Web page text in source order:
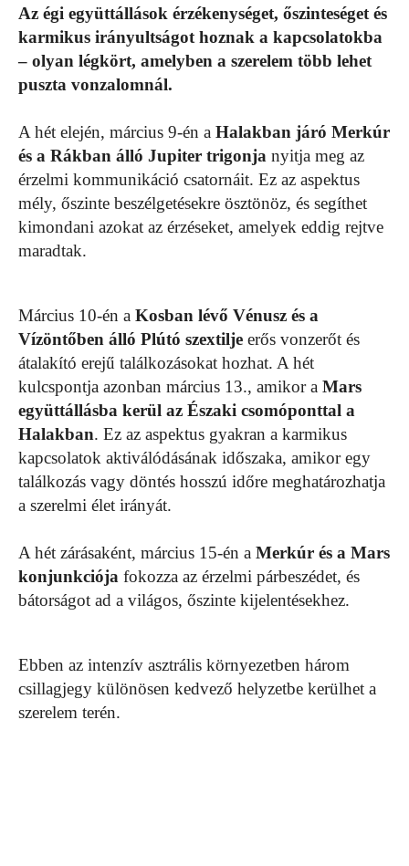
Az égi együttállások érzékenységet, őszinteséget és
karmikus irányultságot hoznak a kapcsolatokba
– olyan légkört, amelyben a szerelem több lehet
puszta vonzalomnál.
A hét elején, március 9-én a Halakban járó Merkúr
és a Rákban álló Jupiter trigonja nyitja meg az
érzelmi kommunikáció csatornáit. Ez az aspektus
mély, őszinte beszélgetésekre ösztönöz, és segíthet
kimondani azokat az érzéseket, amelyek eddig rejtve
maradtak.
Március 10-én a Kosban lévő Vénusz és a
Vízöntőben álló Plútó szextilje erős vonzerőt és
átalakító erejű találkozásokat hozhat. A hét
kulcspontja azonban március 13., amikor a Mars
együttállásba kerül az Északi csomóponttal a
Halakban. Ez az aspektus gyakran a karmikus
kapcsolatok aktiválódásának időszaka, amikor egy
találkozás vagy döntés hosszú időre meghatározhatja
a szerelmi élet irányát.
A hét zárásaként, március 15-én a Merkúr és a Mars
konjunkciója fokozza az érzelmi párbeszédet, és
bátorságot ad a világos, őszinte kijelentésekhez.
Ebben az intenzív asztrális környezetben három
csillagjegy különösen kedvező helyzetbe kerülhet a
szerelem terén.